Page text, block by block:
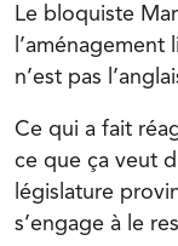
Le bloquiste
n’est pas
Ce qui a fait
ce que ça veut
législature
s’engage à le